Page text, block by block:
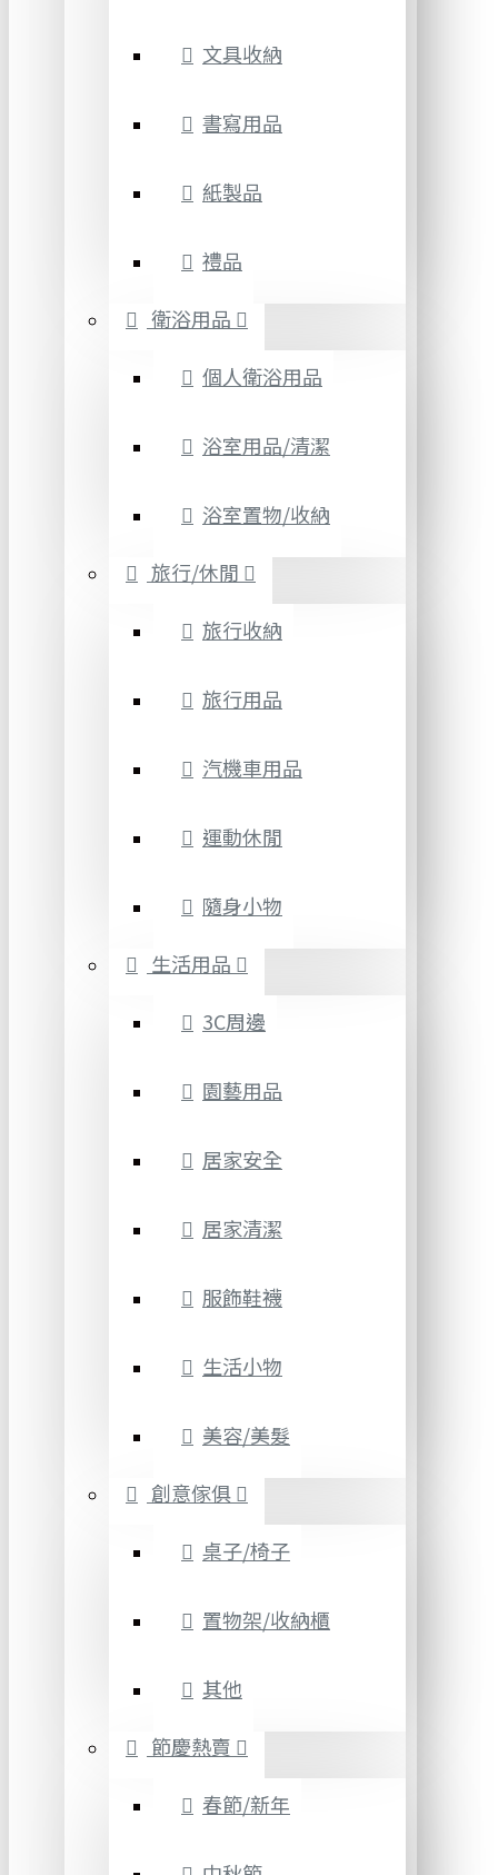
文具收納
書寫用品
紙製品
禮品
衛浴用品
個人衛浴用品
浴室用品/清潔
浴室置物/收納
旅行/休閒
旅行收納
旅行用品
汽機車用品
運動休閒
隨身小物
生活用品
3C周邊
園藝用品
居家安全
居家清潔
服飾鞋襪
生活小物
美容/美髮
創意傢俱
桌子/椅子
置物架/收納櫃
其他
節慶熱賣
春節/新年